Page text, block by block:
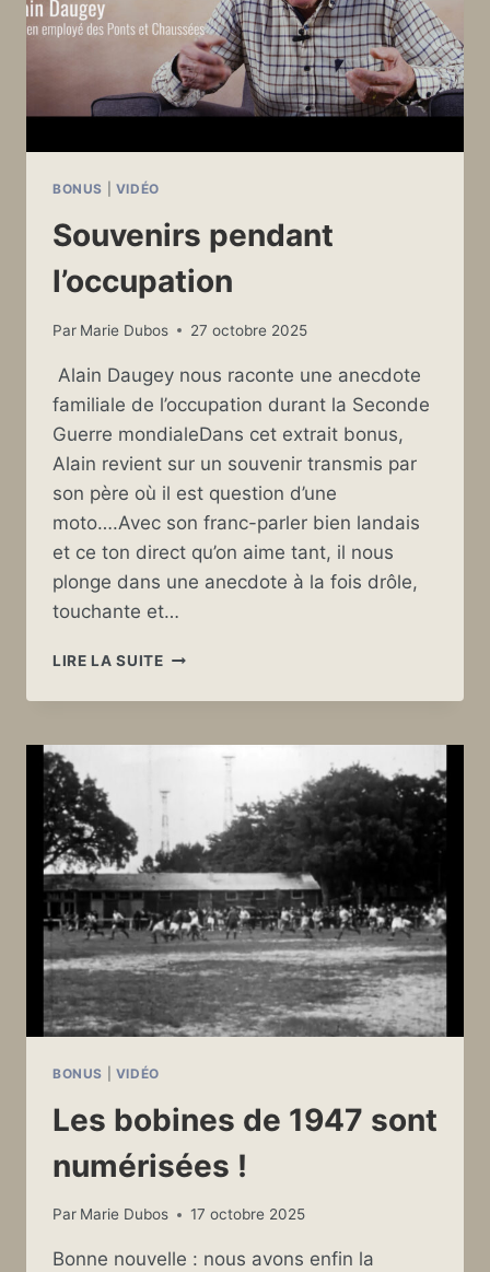
BONUS VIDÉO
Souvenirs pendant
l’occupation
Par Marie Dubos 27 octobre 2025
Alain Daugey nous raconte une anecdote
familiale de l’occupation durant la Seconde
Guerre mondialeDans cet extrait bonus,
Alain revient sur un souvenir transmis par
son père où il est question d’une
moto….Avec son franc-parler bien landais
et ce ton direct qu’on aime tant, il nous
plonge dans une anecdote à la fois drôle,
touchante et…
LIRE LA SUITESOUVENIRS
L’OCCUPATION
BONUS VIDÉO
Les bobines de 1947 sont
numérisées !
Par Marie Dubos 17 octobre 2025
Bonne nouvelle : nous avons enfin la